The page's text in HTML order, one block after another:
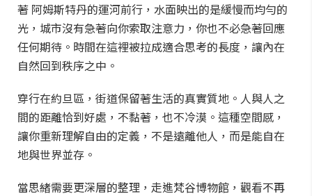
著 阿姆斯特丹的運河前行，水面映出的是緩慢而均勻的
光，城市沒有急著向你索取注意力，你也不必急著回應
任何期待。時間在這裡被拉成適合思考的長度，讓內在
自然回到秩序之中。
穿行在約旦區，街道保留著生活的真實質地。人與人之
間的距離恰到好處，不黏著，也不冷漠。這種空間感，
讓你重新理解自由的定義，不是遠離他人，而是能自在
地與世界並存。
當思緒需要更深層的整理，走進梵谷博物館，觀看不再